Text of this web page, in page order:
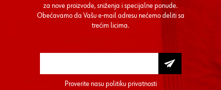
za nove proizvode, sniženja i specijalne ponude.
Obećavamo da Vašu e-mail adresu nećemo deliti sa
trećim licima.
Proverite nasu politiku privatnosti